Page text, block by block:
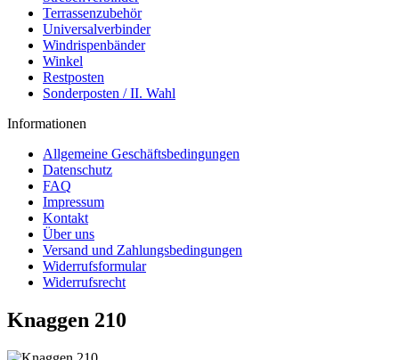
Terrassenzubehör
Universalverbinder
Windrispenbänder
Winkel
Restposten
Sonderposten / II. Wahl
Informationen
Allgemeine Geschäftsbedingungen
Datenschutz
FAQ
Impressum
Kontakt
Über uns
Versand und Zahlungsbedingungen
Widerrufsformular
Widerrufsrecht
Knaggen 210